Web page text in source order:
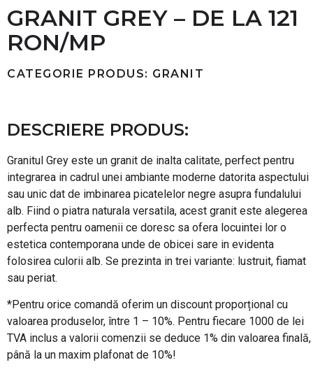
GRANIT GREY – DE LA 121
RON/MP
CATEGORIE PRODUS: GRANIT
DESCRIERE PRODUS:
Granitul Grey este un granit de inalta calitate, perfect pentru
integrarea in cadrul unei ambiante moderne datorita aspectului
sau unic dat de imbinarea picatelelor negre asupra fundalului
alb. Fiind o piatra naturala versatila, acest granit este alegerea
perfecta pentru oamenii ce doresc sa ofera locuintei lor o
estetica contemporana unde de obicei sare in evidenta
folosirea culorii alb. Se prezinta in trei variante: lustruit, fiamat
sau periat.
*Pentru orice comandă oferim un discount proporțional cu
valoarea produselor, între 1 – 10%. Pentru fiecare 1000 de lei
TVA inclus a valorii comenzii se deduce 1% din valoarea finală,
până la un maxim plafonat de 10%!